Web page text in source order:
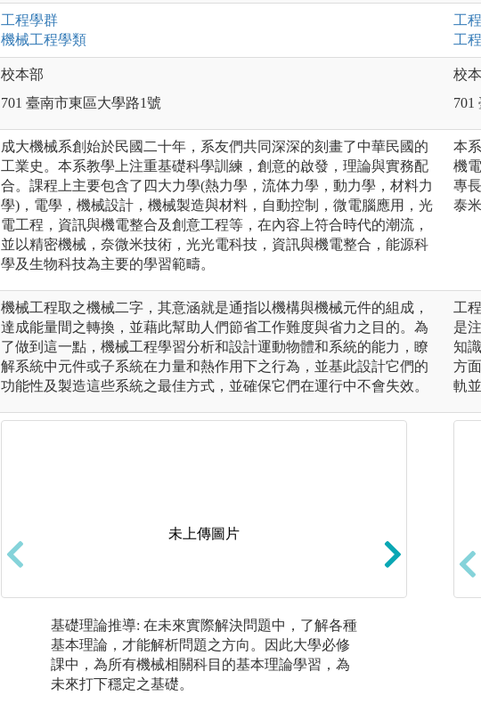
工程學群
機械工程學類
工程
工
校本部
701 臺南市東區大學路1號
校
701
成大機械系創始於民國二十年，系友們共同深深的刻畫了中華民國的
工業史。本系教學上注重基礎科學訓練，創意的啟發，理論與實務配
合。課程上主要包含了四大力學(熱力學，流体力學，動力學，材料力
學)，電學，機械設計，機械製造與材料，自動控制，微電腦應用，光
電工程，資訊與機電整合及創意工程等，在內容上符合時代的潮流，
並以精密機械，奈微米技術，光光電科技，資訊與機電整合，能源科
學及生物科技為主要的學習範疇。
本
機
專
泰
機械工程取之機械二字，其意涵就是通指以機構與機械元件的組成，
達成能量間之轉換，並藉此幫助人們節省工作難度與省力之目的。為
了做到這一點，機械工程學習分析和設計運動物體和系統的能力，瞭
解系統中元件或子系統在力量和熱作用下之行為，並基此設計它們的
功能性及製造這些系統之最佳方式，並確保它們在運行中不會失效。
工
是
知
方
軌並
未上傳圖片
基礎理論推導: 在未來實際解決問題中，了解各種
基本理論，才能解析問題之方向。因此大學必修
課中，為所有機械相關科目的基本理論學習，為
未來打下穩定之基礎。
高
程
較